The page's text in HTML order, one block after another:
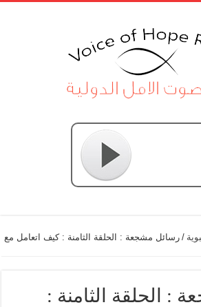
/ رسائل مشجعة : الحلقة الثامنة : كيف اتعامل مع
: الحلقة الثامنة :